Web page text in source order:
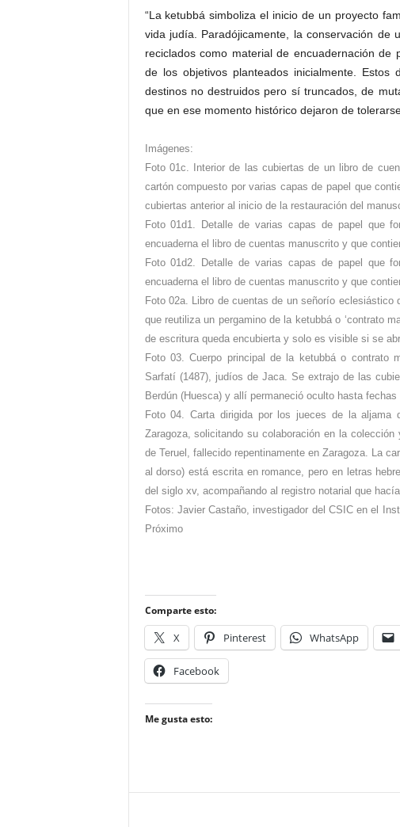
“La ketubbá simboliza el inicio de un proyecto
vida judía. Paradójicamente, la conservación de
reciclados como material de encuadernación
de los objetivos planteados inicialmente.
destinos no destruidos pero sí truncados, de
que en ese momento histórico dejaron de
Imágenes:
Foto 01c. Interior de las cubiertas de un libro de
cartón compuesto por varias capas de papel que
cubiertas anterior al inicio de la restauración del
Foto 01d1. Detalle de varias capas de papel que
encuaderna el libro de cuentas manuscrito y que
Foto 01d2. Detalle de varias capas de papel que
encuaderna el libro de cuentas manuscrito y que
Foto 02a. Libro de cuentas de un señorío
que reutiliza un pergamino de la ketubbá o ‘contrato
de escritura queda encubierta y solo es visible si se
Foto 03. Cuerpo principal de la ketubbá o contrato
Sarfatí (1487), judíos de Jaca. Se extrajo de las
Berdún (Huesca) y allí permaneció oculto hasta fechas
Foto 04. Carta dirigida por los jueces de la
Zaragoza, solicitando su colaboración en la
de Teruel, fallecido repentinamente en Zaragoza. La
al dorso) está escrita en romance, pero en letras
del siglo xv, acompañando al registro notarial que
Fotos: Javier Castaño, investigador del CSIC en el
Próximo
Comparte esto:
X Pinterest WhatsApp
Facebook
Me gusta esto: